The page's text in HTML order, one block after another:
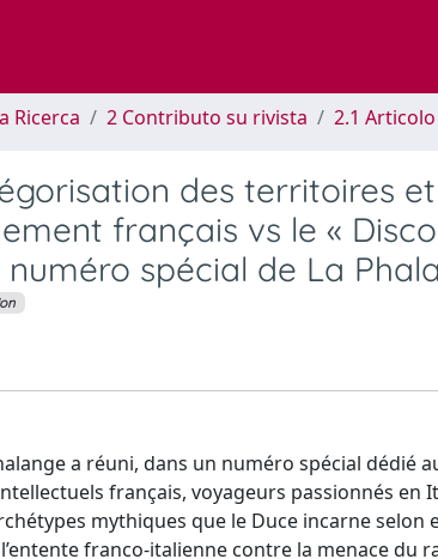
Ricerca 2 Contributo su rivista 2.1
des territoires
français vs le «
spécial de La
a réuni, dans un numéro spécial dédié
français, voyageurs passionnés en
mythiques que le Duce incarne
franco‑italienne contre la menace du